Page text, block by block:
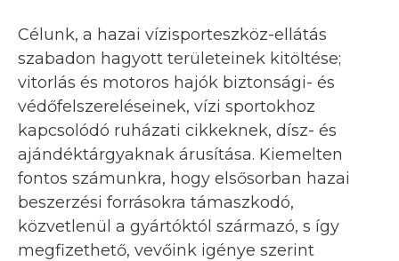
Célunk, a hazai vízisporteszköz-ellátás
szabadon hagyott területeinek kitöltése;
vitorlás és motoros hajók biztonsági- és
védőfelszereléseinek, vízi sportokhoz
kapcsolódó ruházati cikkeknek, dísz- és
ajándéktárgyaknak árusítása. Kiemelten
fontos számunkra, hogy elsősorban hazai
beszerzési forrásokra támaszkodó,
közvetlenül a gyártóktól származó, s így
megfizethető, vevőink igénye szerint